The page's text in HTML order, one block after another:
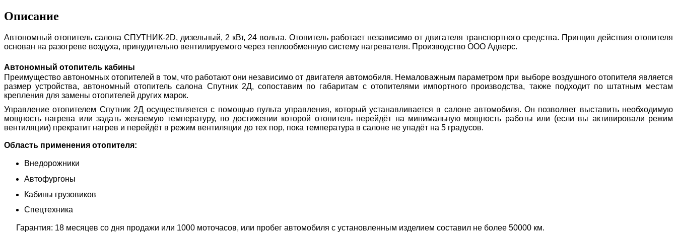
Описание
Автономный отопитель салона СПУТНИК-2D, дизельный, 2 кВт, 24 вольта. Отопитель работает независимо от двигателя транспортного средства. Принцип действия отопителя
основан на разогреве воздуха, принудительно вентилируемого через теплообменную систему нагревателя. Производство ООО Адверс.
Автономный отопитель кабины
Преимущество автономных отопителей в том, что работают они независимо от двигателя автомобиля. Немаловажным параметром при выборе воздушного отопителя является
размер устройства, автономный отопитель салона Спутник 2Д, сопоставим по габаритам с отопителями импортного производства, также подходит по штатным местам
крепления для замены отопителей других марок.
Управление отопителем Спутник 2Д осуществляется с помощью пульта управления, который устанавливается в салоне автомобиля. Он позволяет выставить необходимую
мощность нагрева или задать желаемую температуру, по достижении которой отопитель перейдёт на минимальную мощность работы или (если вы активировали режим
вентиляции) прекратит нагрев и перейдёт в режим вентиляции до тех пор, пока температура в салоне не упадёт на 5 градусов.
Область применения отопителя:
Внедорожники
Автофургоны
Кабины грузовиков
Спецтехника
Гарантия: 18 месяцев со дня продажи или 1000 моточасов, или пробег автомобиля с установленным изделием составил не более 50000 км.